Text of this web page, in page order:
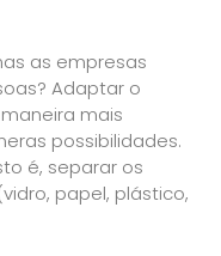
as empresas
Adaptar o
mais
possibilidades.
é, separar os
papel, plástico,